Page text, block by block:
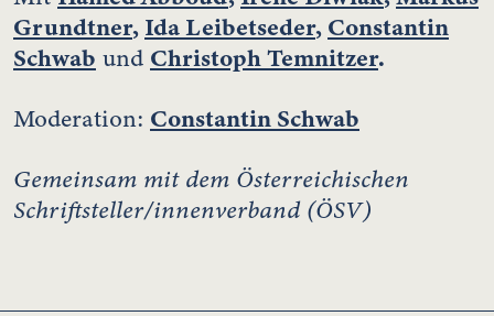
Grundtner,Ida Leibetseder,Constantin
Schwab und Christoph Temnitzer.
Moderation: Constantin Schwab
Gemeinsam mit dem Österreichischen
Schriftsteller/innenverband (ÖSV)